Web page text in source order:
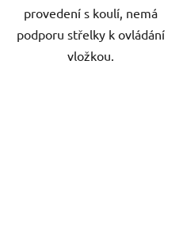
provedení s koulí, nemá
podporu střelky k ovládání
vložkou.